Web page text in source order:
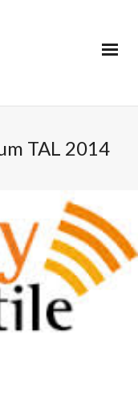
TAL 2014